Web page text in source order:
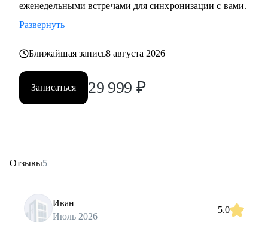
еженедельными встречами для синхронизации с вами.
Развернуть
Ближайшая запись8 августа 2026
Записаться 29 999 ₽
Отзывы5
Иван
Июль 2026
5.0